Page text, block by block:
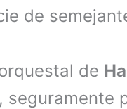
de
de
seguramente